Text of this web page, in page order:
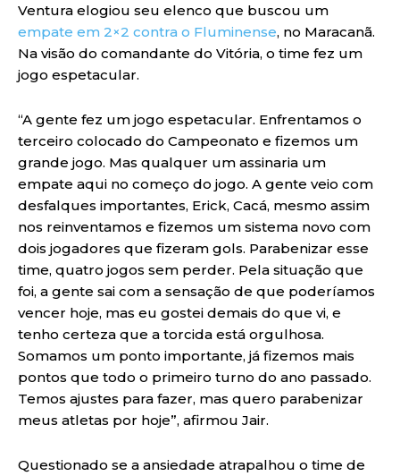
Ventura elogiou seu elenco que buscou um
empate em 2×2 contra o Fluminense, no Maracanã.
Na visão do comandante do Vitória, o time fez um
jogo espetacular.
“A gente fez um jogo espetacular. Enfrentamos o
terceiro colocado do Campeonato e fizemos um
grande jogo. Mas qualquer um assinaria um
empate aqui no começo do jogo. A gente veio com
desfalques importantes, Erick, Cacá, mesmo assim
nos reinventamos e fizemos um sistema novo com
dois jogadores que fizeram gols. Parabenizar esse
time, quatro jogos sem perder. Pela situação que
foi, a gente sai com a sensação de que poderíamos
vencer hoje, mas eu gostei demais do que vi, e
tenho certeza que a torcida está orgulhosa.
Somamos um ponto importante, já fizemos mais
pontos que todo o primeiro turno do ano passado.
Temos ajustes para fazer, mas quero parabenizar
meus atletas por hoje”, afirmou Jair.
Questionado se a ansiedade atrapalhou o time de